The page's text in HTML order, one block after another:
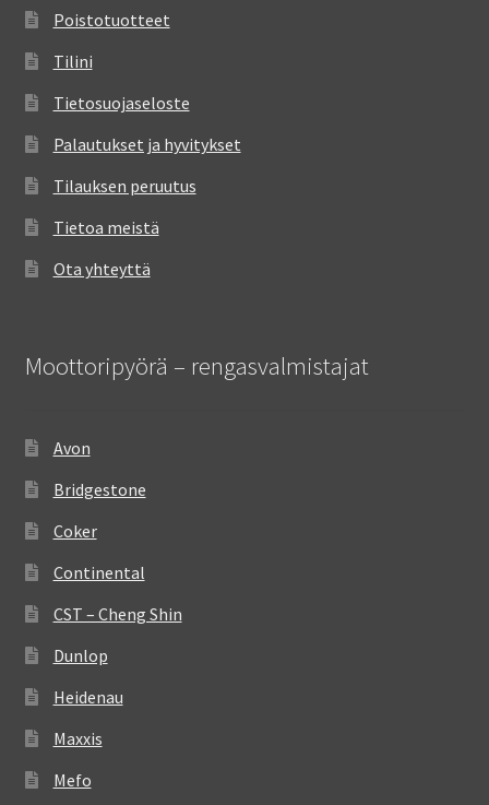
Poistotuotteet
Tilini
Tietosuojaseloste
Palautukset ja hyvitykset
Tilauksen peruutus
Tietoa meistä
Ota yhteyttä
Moottoripyörä – rengasvalmistajat
Avon
Bridgestone
Coker
Continental
CST – Cheng Shin
Dunlop
Heidenau
Maxxis
Mefo